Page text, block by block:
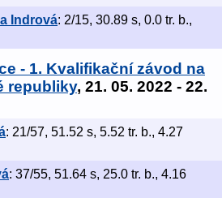
Indrová: 2/15, 30.89 s, 0.0 tr. b.,
- 1. Kvalifikační závod na
republiky, 21. 05. 2022 - 22.
: 21/57, 51.52 s, 5.52 tr. b., 4.27
: 37/55, 51.64 s, 25.0 tr. b., 4.16